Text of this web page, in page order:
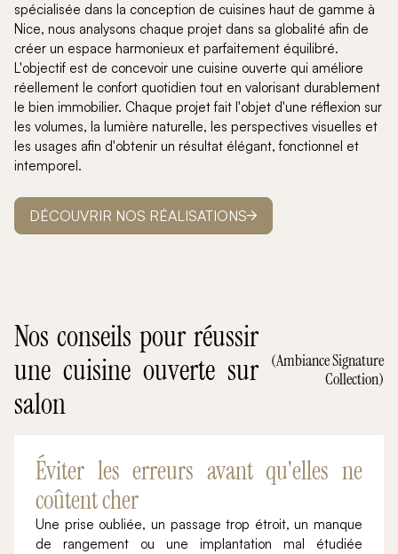
spécialisée dans la conception de cuisines haut de gamme à
Nice, nous analysons chaque projet dans sa globalité afin de
créer un espace harmonieux et parfaitement équilibré.
L'objectif est de concevoir une cuisine ouverte qui améliore
réellement le confort quotidien tout en valorisant durablement
le bien immobilier. Chaque projet fait l'objet d'une réflexion sur
les volumes, la lumière naturelle, les perspectives visuelles et
les usages afin d'obtenir un résultat élégant, fonctionnel et
intemporel.
DÉCOUVRIR NOS RÉALISATIONS
Nos conseils pour réussir
une cuisine ouverte sur
salon
(Ambiance Signature
Collection)
Éviter les erreurs avant qu'elles ne
coûtent cher
Une prise oubliée, un passage trop étroit, un manque
de rangement ou une implantation mal étudiée